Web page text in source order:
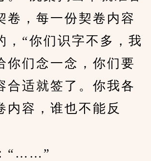
卷，每一份契卷内容
，“你们识字不多，我
你们念一念，你们要
合适就签了。你我各
内容，谁也不能反
“……”